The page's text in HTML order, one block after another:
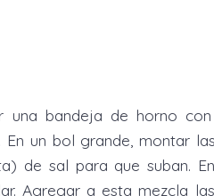
bandeja de horno
un bol grande, montar
de sal para que suban.
Agregar a esta mezcla